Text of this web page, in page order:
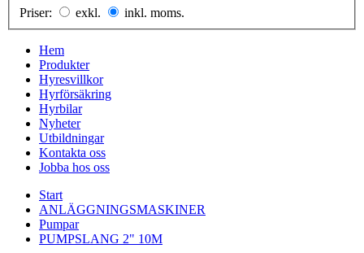
Priser: exkl. inkl. moms.
Hem
Produkter
Hyresvillkor
Hyrförsäkring
Hyrbilar
Nyheter
Utbildningar
Kontakta oss
Jobba hos oss
Start
ANLÄGGNINGSMASKINER
Pumpar
PUMPSLANG 2" 10M